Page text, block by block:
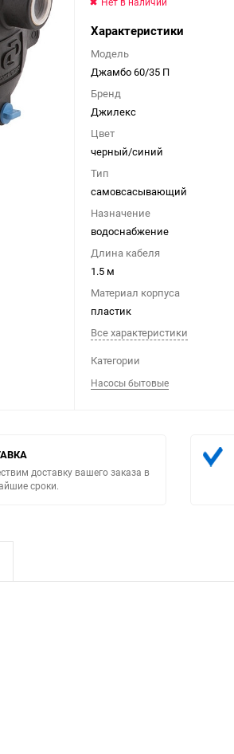
Характеристики
Модель
Джамбо 60/35 П
Бренд
Джилекс
Цвет
черный/синий
Тип
самовсасывающий
Назначение
водоснабжение
Длина кабеля
1.5 м
Материал корпуса
пластик
Все характеристики
Категории
Насосы бытовые
доставку вашего заказа в
сроки.